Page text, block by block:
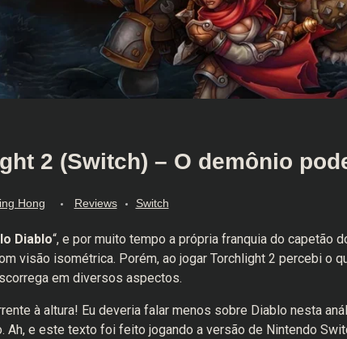
2 (Switch) – O demônio
Hong Reviews Switch
Diablo“, e por muito tempo a própria franquia do capetão
visão isométrica. Porém, ao jogar Torchlight 2 percebi o
em diversos aspectos.
à altura! Eu deveria falar menos sobre Diablo nesta
Ah, e este texto foi feito jogando a versão de Nintendo